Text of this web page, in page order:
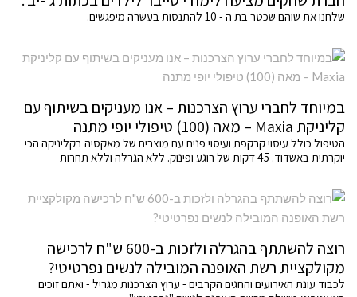
שלחנו את שוהם שכטר בת ה - 10 להתנסות בעשרה מיפגשים.
במיוחד לחברי ערוץ הצרכנות – אנו מעניקים בשיתוף עם
קליניקת Maxia – מאה (100) טיפולי יופי מתנה
הטיפול כולל עיסוי קרקפת ועיסוי פנים עם מוצרים של מאקסיה בקליניקה הכי
יוקרתית באשדוד. 45 דקות של רוגע ופינוק. ללא הגרלה וללא תחרות
רוצה להשתתף בהגרלה ולזכות ב-600 ש"ח לרכישה
מקולקציית רשת האופנה המובילה לנשים נפרטיטי?
לכבוד עונת האירועים והחגים הקרבים - ערוץ הצרכנות מגריל - ואתם זוכים